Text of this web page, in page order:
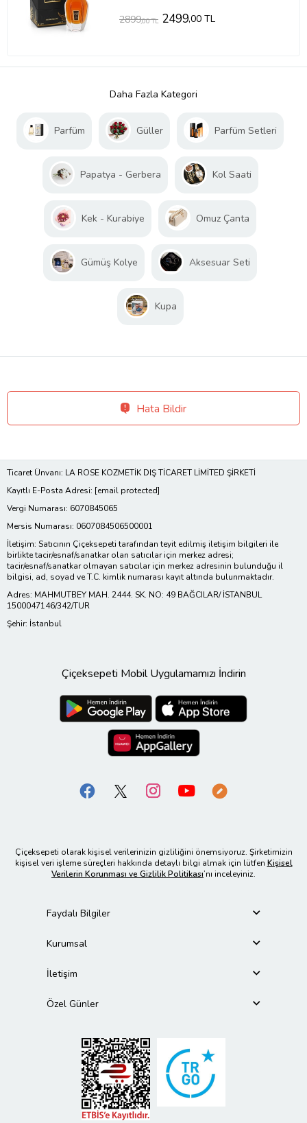
2899,00 TL 2499,00 TL
Daha Fazla Kategori
Parfüm Güller Parfüm Setleri
Papatya - Gerbera Kol Saati
Kek - Kurabiye Omuz Çanta
Gümüş Kolye Aksesuar Seti
Kupa
Hata Bildir
Ticaret Ünvanı: LA ROSE KOZMETİK DIŞ TİCARET LİMİTED ŞİRKETİ
Kayıtlı E-Posta Adresi: [email protected]
Vergi Numarası: 6070845065
Mersis Numarası: 0607084506500001
İletişim: Satıcının Çiçeksepeti tarafından teyit edilmiş iletişim bilgileri ile
birlikte tacir/esnaf/sanatkar olan satıcılar için merkez adresi;
tacir/esnaf/sanatkar olmayan satıcılar için merkez adresinin bulunduğu il
bilgisi, ad, soyad ve T.C. kimlik numarası kayıt altında bulunmaktadır.
Adres: MAHMUTBEY MAH. 2444. SK. NO: 49 BAĞCILAR/ İSTANBUL
1500047146/342/TUR
Şehir: İstanbul
Çiçeksepeti Mobil Uygulamamızı İndirin
Çiçeksepeti olarak kişisel verilerinizin gizliliğini önemsiyoruz. Şirketimizin
kişisel veri işleme süreçleri hakkında detaylı bilgi almak için lütfen Kişisel
Verilerin Korunması ve Gizlilik Politikası’nı inceleyiniz.
Faydalı Bilgiler
Kurumsal
İletişim
Özel Günler